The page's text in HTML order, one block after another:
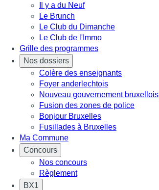
Il y a du Neuf
Le Brunch
Le Club du Dimanche
Le Club de l'Immo
Grille des programmes
Nos dossiers
Colère des enseignants
Foyer anderlechtois
Nouveau gouvernement bruxellois
Fusion des zones de police
Bonjour Bruxelles
Fusillades à Bruxelles
Ma Commune
Concours
Nos concours
Règlement
BX1